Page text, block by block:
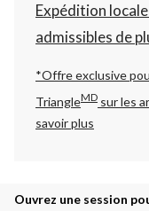
Expédition
admissibles de
*Offre exclusive
TriangleMD sur les
savoir plus
Ouvrez une session